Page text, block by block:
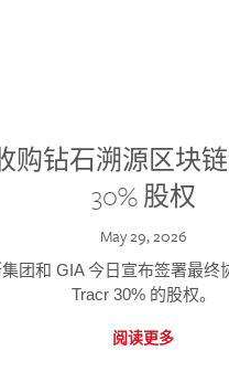
购钻石溯源区块
30% 股权
May 29, 2026
团和 GIA 今日宣布签署最终
Tracr 30% 的股权。
阅读更多